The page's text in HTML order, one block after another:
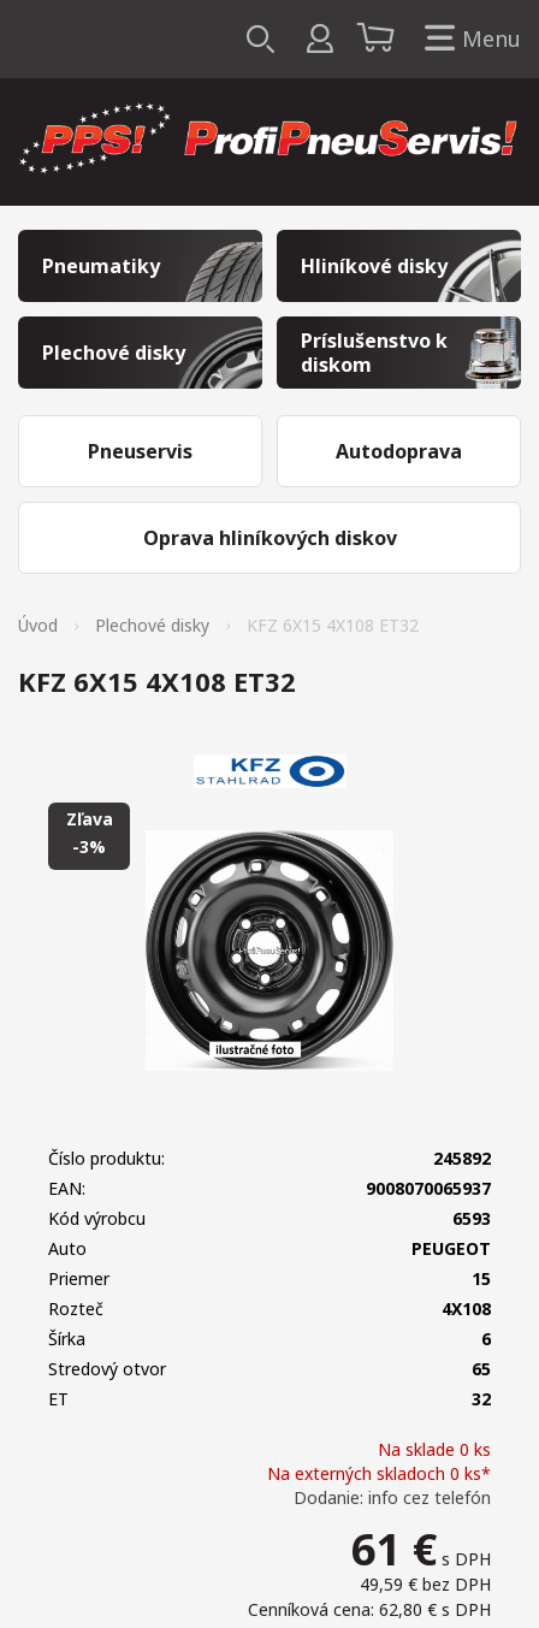
Menu
Pneumatiky Hliníkové disky
Plechové disky
Príslušenstvo k
diskom
Pneuservis
Oprava hliníkových diskov
Autodoprava
Úvod Plechové disky KFZ 6X15 4X108 ET32
KFZ 6X15 4X108 ET32
Zľava
-3%
Na sklade 0 ks
Na externých skladoch 0 ks*
Dodanie: info cez telefón
61 € s DPH
49,59 € bez DPH
Cenníková cena: 62,80 € s DPH
Číslo produktu:
245892
EAN:
9008070065937
Kód výrobcu
6593
Auto
PEUGEOT
Priemer
15
Rozteč
4X108
Šírka
6
Stredový otvor
65
ET
32